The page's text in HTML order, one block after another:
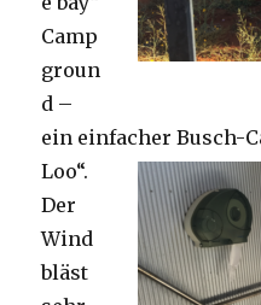
Camp
groun
d –
ein einfacher Busch-
Loo“.
Der
Wind
bläst